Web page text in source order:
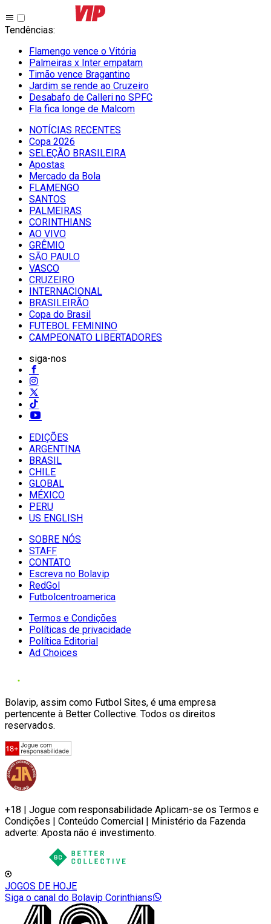
Tendências:
Flamengo vence o Vitória
Palmeiras x Inter empatam
Timão vence Bragantino
Jardim se rende ao Cruzeiro
Desabafo de Calleri no SPFC
Fla fica longe de Malcom
NOTÍCIAS RECENTES
Copa 2026
SELEÇÃO BRASILEIRA
Apostas
Mercado da Bola
FLAMENGO
SANTOS
PALMEIRAS
CORINTHIANS
AO VIVO
GRÊMIO
SĀO PAULO
VASCO
CRUZEIRO
INTERNACIONAL
BRASILEIRÃO
Copa do Brasil
FUTEBOL FEMININO
CAMPEONATO LIBERTADORES
siga-nos
EDIÇÕES
ARGENTINA
BRASIL
CHILE
GLOBAL
MÉXICO
PERU
US ENGLISH
SOBRE NÓS
STAFF
CONTATO
Escreva no Bolavip
RedGol
Futbolcentroamerica
Termos e Condições
Políticas de privacidade
Política Editorial
Ad Choices
Bolavip, assim como Futbol Sites, é uma empresa
pertencente à Better Collective. Todos os direitos
reservados.
+18 | Jogue com responsabilidade Aplicam-se os Termos e
Condições | Conteúdo Comercial | Ministério da Fazenda
adverte: Aposta não é investimento.
JOGOS DE HOJE
Siga o canal do Bolavip Corinthians